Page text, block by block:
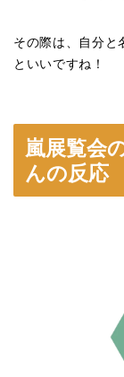
その際は、自分と
といいですね！
嵐展覧会
んの反応